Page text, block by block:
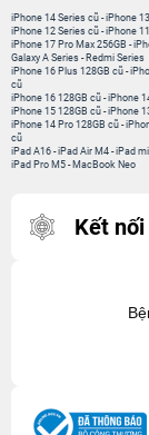
iPhone 14 Series cũ -iPhone
iPhone 12 Series cũ -iPhone
iPhone 17 Pro Max 256GB -
Galaxy A Series - Redmi Series
iPhone 16 Plus 128GB cũ -
cũ
iPhone 16 128GB cũ -iPhone
iPhone 15 128GB cũ -iPhone
iPhone 14 Pro 128GB cũ -
cũ
iPad A16 -iPad Air M4 -iPad
iPad Pro M5 - MacBook Neo
Kết